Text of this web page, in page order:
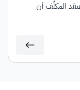
المكلَّف أن